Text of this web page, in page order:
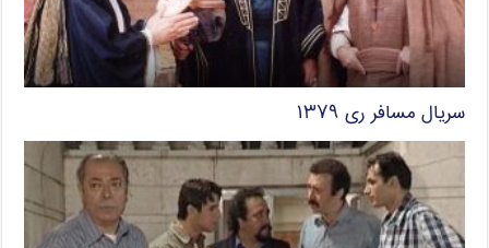
سریال مسافر ری ۱۳۷۹